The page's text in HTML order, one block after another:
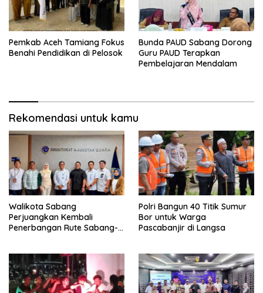
Pemkab Aceh Tamiang Fokus
Benahi Pendidikan di Pelosok
Bunda PAUD Sabang Dorong
Guru PAUD Terapkan
Pembelajaran Mendalam
Rekomendasi untuk kamu
Walikota Sabang
Perjuangkan Kembali
Penerbangan Rute Sabang-
Polri Bangun 40 Titik Sumur
Bor untuk Warga
Pascabanjir di Langsa